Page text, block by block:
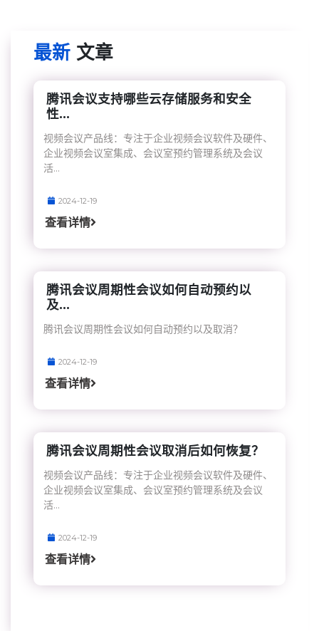
最新 文章
腾讯会议支持哪些云存储服务和安全
性...
视频会议产品线：专注于企业视频会议软件及硬件、
企业视频会议室集成、会议室预约管理系统及会议
活...
2024-12-19
查看详情
腾讯会议周期性会议如何自动预约以
及...
腾讯会议周期性会议如何自动预约以及取消？
2024-12-19
查看详情
腾讯会议周期性会议取消后如何恢复？
视频会议产品线：专注于企业视频会议软件及硬件、
企业视频会议室集成、会议室预约管理系统及会议
活...
2024-12-19
查看详情